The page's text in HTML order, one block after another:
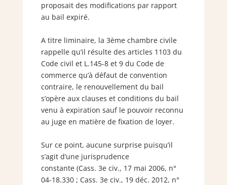
proposait des modifications par rapport
au bail expiré.
A titre liminaire, la 3ème chambre civile
rappelle qu’il résulte des articles 1103 du
Code civil et L.145-8 et 9 du Code de
commerce qu’à défaut de convention
contraire, le renouvellement du bail
s’opère aux clauses et conditions du bail
venu à expiration sauf le pouvoir reconnu
au juge en matière de fixation de loyer.
Sur ce point, aucune surprise puisqu’il
s’agit d’une jurisprudence
constante (Cass. 3e civ., 17 mai 2006, n°
04-18.330 ; Cass. 3e civ., 19 déc. 2012, n°